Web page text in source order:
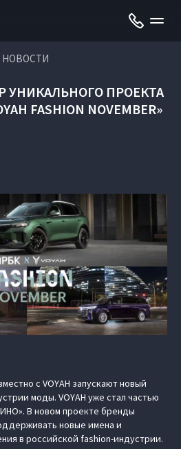
НОВОСТИ
УНИКАЛЬНОГО ПРОЕКТА
FASHION NOVEMBER»
с VOYAH запускают новый
моды. VOYAH уже стал частью
В новом проекте бренды
новые имена и
в российской fashion-индустрии.